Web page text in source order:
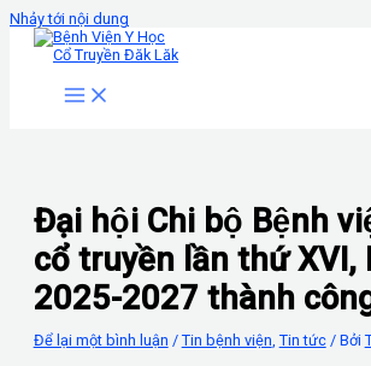
Nhảy tới nội dung
Đại hội Chi bộ Bệnh
cổ truyền lần thứ XVI,
2025-2027 thành
Để lại một bình luận / Tin bệnh viện Tin tức/ Bởi